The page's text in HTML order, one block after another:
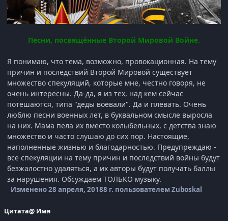
Песни, посвящённые Второй Мировой Войне.
Я понимаю, что тема, возможно, провокационная. На тему
причин и последствий Второй Мировой существует
множество спекуляций, которые мне, честно говоря, не
очень интересны. Да-да, я из тех, над кем сейчас
потешаются, типа "деды воевали". Да и плевать. Очень
люблю песни военных лет, в буквальном смысле выросла
на них. Мама пела их вместо колыбельных, с детства знаю
множество и часто слушаю до сих пор. Настоящие,
наполненные жизнью и благодарностью. Предупреждаю -
все спекуляции на тему причин и последствий войны будут
безжалостно удаляться, а их авторы будут получать баллы
за нарушения. Обсуждаем ТОЛЬКО музыку.
Изменено28 апреля, 20188 г. пользователем Zuboskal
Цитата@ Имя